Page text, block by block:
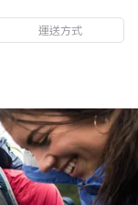
運送方式